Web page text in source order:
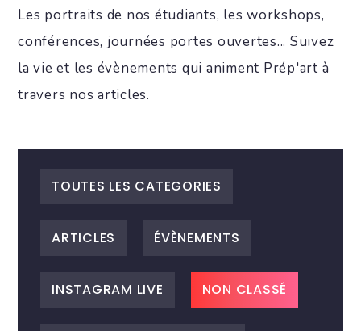
Les portraits de nos étudiants, les workshops,
conférences, journées portes ouvertes... Suivez
la vie et les évènements qui animent Prép'art à
travers nos articles.
TOUTES LES CATEGORIES
ARTICLES ÉVÈNEMENTS
INSTAGRAM LIVE NON CLASSÉ